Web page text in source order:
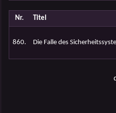
Nr. Titel
860. Die Falle des